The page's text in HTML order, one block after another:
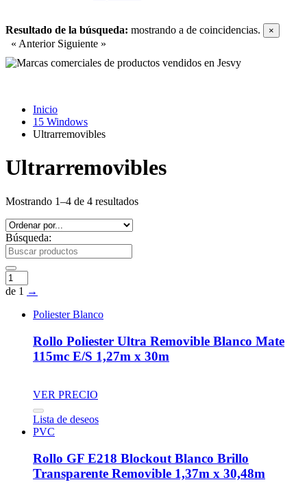
Resultado de la búsqueda: mostrando a de coincidencias. ×
« Anterior Siguiente »
Inicio
15 Windows
Ultrarremovibles
Ultrarremovibles
Mostrando 1–4 de 4 resultados
Búsqueda:
de 1 →
Poliester Blanco
Rollo Poliester Ultra Removible Blanco Mate
115mc E/S 1,27m x 30m
VER PRECIO
Lista de deseos
PVC
Rollo GF E218 Blockout Blanco Brillo
Transparente Removible 1,37m x 30,48m